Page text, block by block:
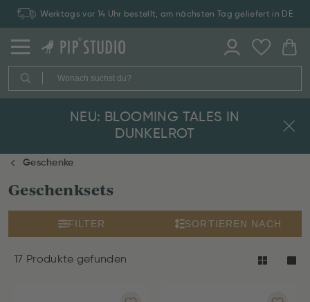
Werktags vor 14 Uhr bestellt, am nächsten Tag geliefert in DE
NEU: BLOOMING TALES IN
DUNKELROT
Geschenke
Geschenksets
FILTER SORTIEREN NACH
17 Produkte gefunden